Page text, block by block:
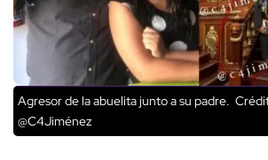
Agresor de la abuelita junto a su padre.
@C4Jiménez